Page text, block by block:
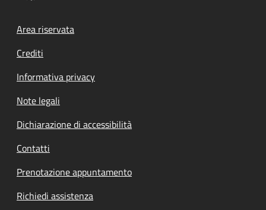
Footer menu
Area riservata
Crediti
Informativa privacy
Note legali
Dichiarazione di accessibilità
Contatti
Prenotazione appuntamento
Richiedi assistenza